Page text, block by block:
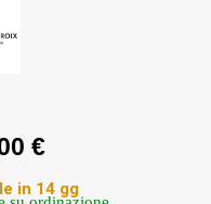
€
in 14 gg